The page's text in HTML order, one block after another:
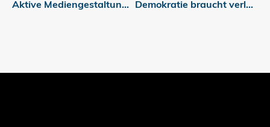
Aktive Mediengestaltung im Unterricht fördern
Demokratie braucht verlässliche Information